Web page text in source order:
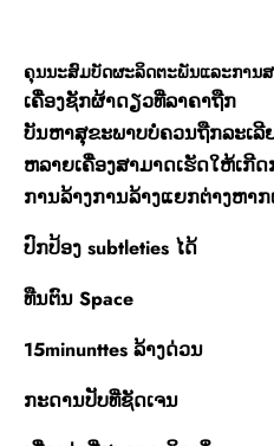
ຄຸນນະສົມບັດຜະລິດຕະພັນແລະການ
ເຄື່ອງຊັກຜ້າດຽວທີ່ລາຄາຖືກ
ບັນຫາສຸຂະພາບບໍ່ຄວນຖືກລະເລີ
ຫລາຍເຄື່ອງສາມາດເຮັດໃຫ້ເກີ
ການລ້າງການລ້າງແຍກຕ່າງຫາ
ປົກປ້ອງ subtleties ໄດ້
ທືນຕົນ Space
15minunttes ລ້າງດ່ວນ
ກະດານປັບທີ່ຊັດເຈນ